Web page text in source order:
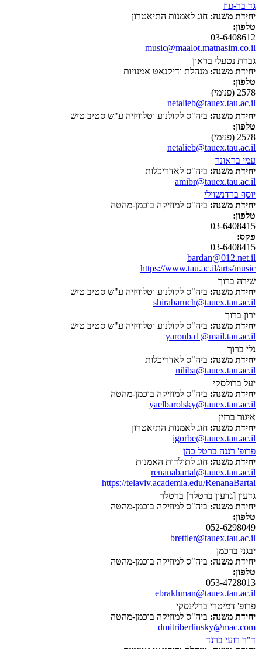
גד בר-עוז
יחידת משנה: חוג לאמנות התיאטרון
טלפון:
03-6408612
music@maalot.matnasim.co.il
גברת נטעלי בראון
יחידת משנה: מנהלת ודיקנאט אמנויות
טלפון:
2578 (פנימי)
netalieb@tauex.tau.ac.il
יחידת משנה: ביה"ס לקולנוע וטלוויזיה ע"ש סטיב טיש
טלפון:
2578 (פנימי)
netalieb@tauex.tau.ac.il
עמי בראונר
יחידת משנה: ביה"ס לאדריכלות
amibr@tauex.tau.ac.il
יוסף ברדנשוילי
יחידת משנה: ביה"ס למוזיקה בוכמן-מהטה
טלפון:
03-6408415
פקס:
03-6408415
bardan@012.net.il
https://www.tau.ac.il/arts/music
שירה ברוך
יחידת משנה: ביה"ס לקולנוע וטלוויזיה ע"ש סטיב טיש
shirabaruch@tauex.tau.ac.il
ירון ברוך
יחידת משנה: ביה"ס לקולנוע וטלוויזיה ע"ש סטיב טיש
yaronba1@mail.tau.ac.il
נלי ברוך
יחידת משנה: ביה"ס לאדריכלות
niliba@tauex.tau.ac.il
יעל ברולסקי
יחידת משנה: ביה"ס למוזיקה בוכמן-מהטה
yaelbarolsky@tauex.tau.ac.il
איגור ברזין
יחידת משנה: חוג לאמנות התיאטרון
igorbe@tauex.tau.ac.il
פרופ' רננה ברטל כהן
יחידת משנה: חוג לתולדות האמנות
renanabartal@tauex.tau.ac.il
https://telaviv.academia.edu/RenanaBartal
גדעון [גדעון ברטלר] ברטלר
יחידת משנה: ביה"ס למוזיקה בוכמן-מהטה
טלפון:
052-6298049
brettler@tauex.tau.ac.il
יבגני ברכמן
יחידת משנה: ביה"ס למוזיקה בוכמן-מהטה
טלפון:
053-4728013
ebrakhman@tauex.tau.ac.il
פרופ' דמיטרי ברלינסקי
יחידת משנה: ביה"ס למוזיקה בוכמן-מהטה
dmitriberlinsky@mac.com
ד"ר רועי ברנד